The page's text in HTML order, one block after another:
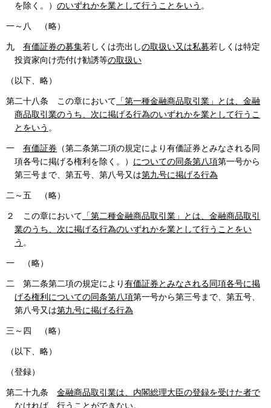
を除く。） のいずれかを業として行うことをいう 。
一～八 （略）
九 有価証券の募集若しくは売出しの取扱い又は私募若しくは特定
投資家向け売付け勧誘等の取扱い
（以下、略）
第二十八条 この章において 「第一種金融商品取引業」とは、金融
商品取引業のうち、次に掲げる行為のいずれかを業として行うこ
とをいう 。
一 有価証券 （第二条第二項の規定により有価証券とみなされる同
項各号に掲げる権利を除く。） についての同条第八項第一号から
第三号まで、第五号、第八号又は第九号に掲げる行為
二～五 （略）
２ この章において 「第二種金融商品取引業」とは、金融商品取引
業のうち、次に掲げる行為のいずれかを業として行うことをい
う 。
一 （略）
二 第二条第二項の規定により有価証券とみなされる同項各号に掲
げる権利についての同条第八項第一号から第三号まで、第五号、
第八号又は第九号に掲げる行為
三～四 （略）
（以下、略）
（登録）
第二十九条
金融商品取引業は、内閣総理大臣の登録を受けた者で
なければ、行うことができない。